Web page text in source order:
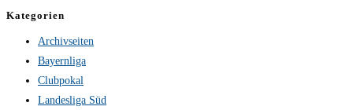
Kategorien
Archivseiten
Bayernliga
Clubpokal
Landesliga Süd